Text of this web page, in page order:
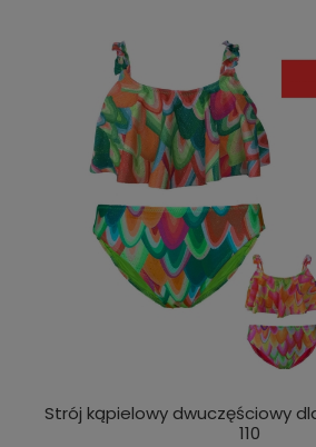
Strój kąpielowy dwuczęściowy
110